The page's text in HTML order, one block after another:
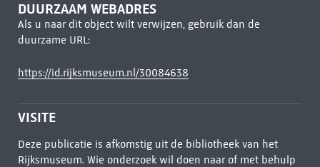
DUURZAAM WEBADRES
Als u naar dit object wilt verwijzen, gebruik dan de
duurzame URL:
https://id.rijksmuseum.nl/30084638
VISITE
Deze publicatie is afkomstig uit de bibliotheek van het
Rijksmuseum. Wie onderzoek wil doen naar of met behulp